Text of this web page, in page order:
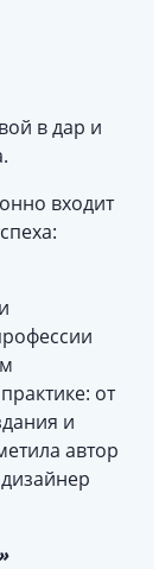
в дар и
входит
от
и
автор